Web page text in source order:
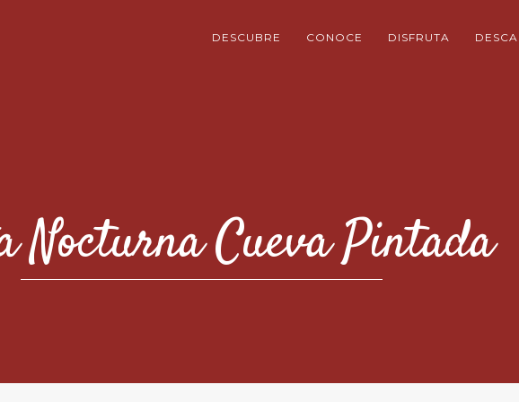
DESCUBRE CONOCE DISFRUTA
Nocturna Cueva Pintada